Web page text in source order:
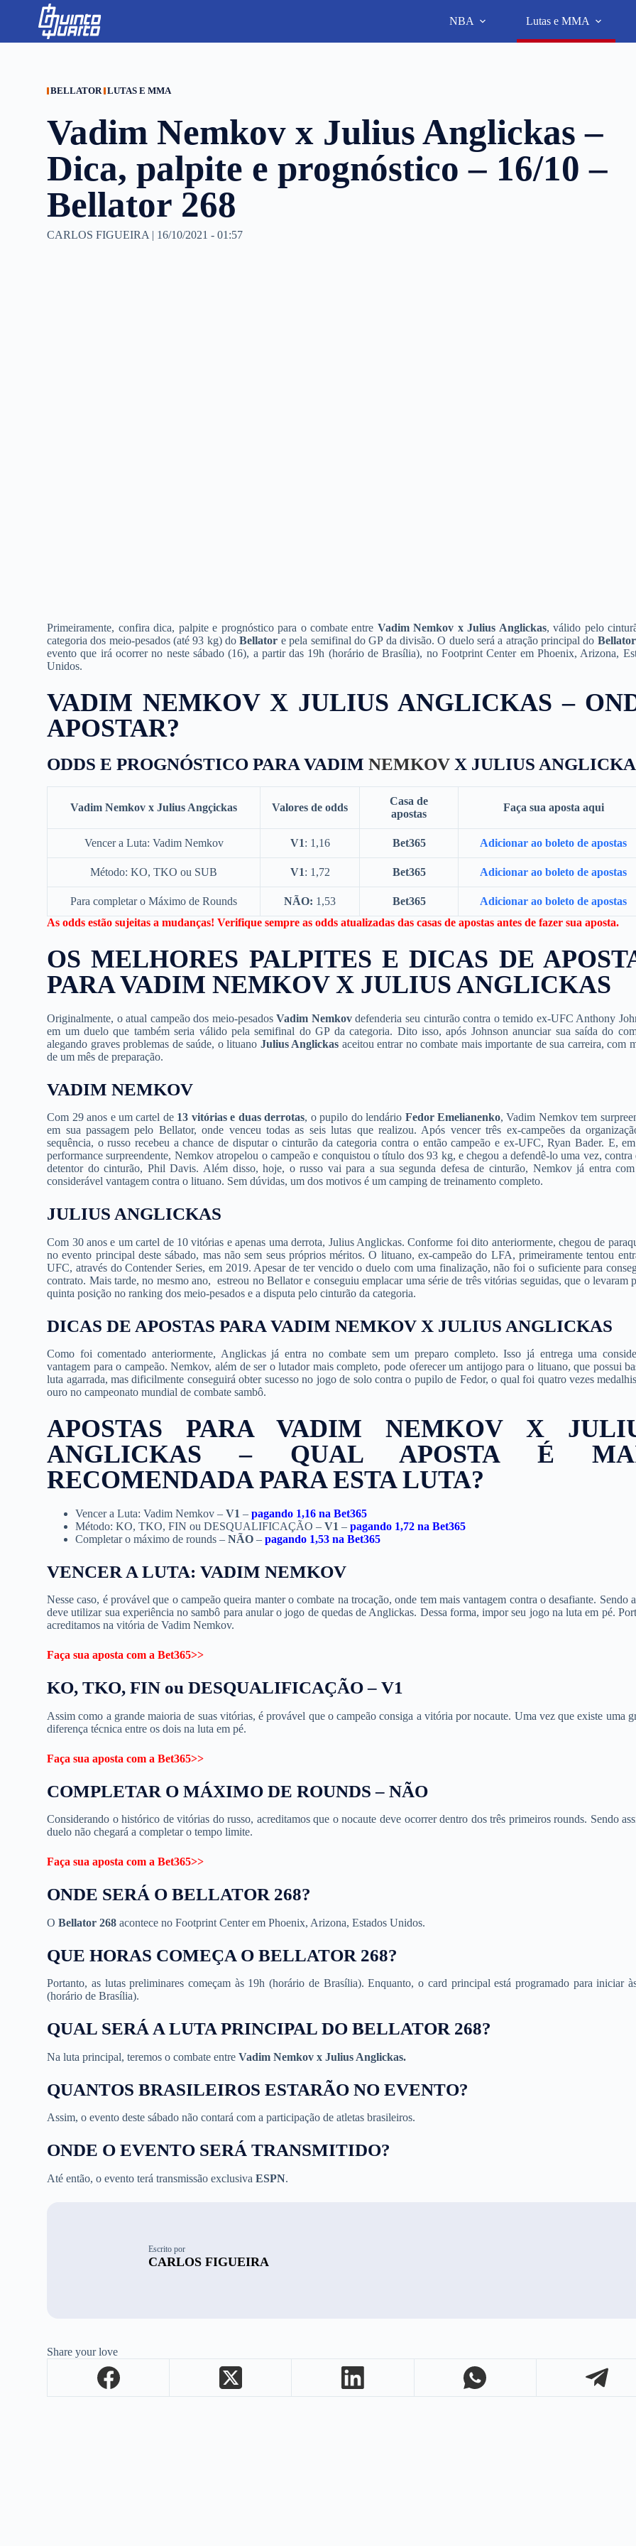
p
NBA Lutas e MMA
BELLATOR LUTAS E MMA
Vadim Nemkov x Julius Anglickas –
Dica, palpite e prognóstico – 16/10 –
Bellator 268
CARLOS FIGUEIRA | 16/10/2021 - 01:57
Primeiramente, confira dica, palpite e prognóstico para o combate entre Vadim Nemkov x Julius Anglickas, válido pelo
categoria dos meio-pesados (até 93 kg) doBellator e pela semifinal do GP da divisão. O duelo será a atração principal do
evento que irá ocorrer no neste sábado (16), a partir das 19h (horário de Brasília), no Footprint Center em Phoenix, Arizona,
Unidos.
VADIM NEMKOV X JULIUS ANGLICKAS –
APOSTAR?
ODDS E PROGNÓSTICO PARA VADIMNEMKOV X JULIUS
Vadim Nemkov x Julius Angçickas Valores de odds
Casa de
apostas
Faça sua aposta aqui
Vencer a Luta: Vadim Nemkov V1: 1,16 Bet365 Adicionar ao boleto de apostas
Método: KO, TKO ou SUB V1: 1,72 Bet365 Adicionar ao boleto de apostas
Para completar o Máximo de Rounds NÃO: 1,53 Bet365
Adicionar ao boleto de apostas
As odds estão sujeitas a mudanças! Verifique sempre as odds atualizadas das casas de apostas antes de fazer sua aposta.
OS MELHORES PALPITES E DICAS DE
PARA VADIM NEMKOV X JULIUS ANGLICKAS
Originalmente, o atual campeão dos meio-pesadosVadim Nemkovdefenderia seu cinturão contra o temido ex-UFC Anthony
em um duelo que também seria válido pela semifinal do GP da categoria. Dito isso, após Johnson anunciar sua saída do
alegando graves problemas de saúde, o lituano Julius Anglickas aceitou entrar no combate mais importante de sua carreira, com
de um mês de preparação.
VADIM NEMKOV
Com 29 anos e um cartel de 13 vitórias e duas derrotas, o pupilo do lendário Fedor Emelianenko, Vadim Nemkov tem
em sua passagem pelo Bellator, onde venceu todas as seis lutas que realizou. Após vencer três ex-campeões da
sequência, o russo recebeu a chance de disputar o cinturão da categoria contra o então campeão e ex-UFC, Ryan Bader. E,
performance surpreendente, Nemkov atropelou o campeão e conquistou o título dos 93 kg, e chegou a defendê-lo uma vez, contra
detentor do cinturão, Phil Davis. Além disso, hoje, o russo vai para a sua segunda defesa de cinturão, Nemkov já entra
considerável vantagem contra o lituano. Sem dúvidas, um dos motivos é um camping de treinamento completo.
JULIUS ANGLICKAS
Com 30 anos e um cartel de 10 vitórias e apenas uma derrota, Julius Anglickas. Conforme foi dito anteriormente, chegou de
no evento principal deste sábado, mas não sem seus próprios méritos. O lituano, ex-campeão do LFA, primeiramente tentou
UFC, através do Contender Series, em 2019. Apesar de ter vencido o duelo com uma finalização, não foi o suficiente para
contrato. Mais tarde, no mesmo ano, estreou no Bellator e conseguiu emplacar uma série de três vitórias seguidas, que o levaram
quinta posição no ranking dos meio-pesados e a disputa pelo cinturão da categoria.
DICAS DE APOSTAS PARA VADIM NEMKOV X JULIUS ANGLICKAS
Como foi comentado anteriormente, Anglickas já entra no combate sem um preparo completo. Isso já entrega uma
vantagem para o campeão. Nemkov, além de ser o lutador mais completo, pode oferecer um antijogo para o lituano, que possui
luta agarrada, mas dificilmente conseguirá obter sucesso no jogo de solo contra o pupilo de Fedor, o qual foi quatro vezes
ouro no campeonato mundial de combate sambô.
APOSTAS PARA VADIM NEMKOV X
ANGLICKAS – QUAL APOSTA É
RECOMENDADA PARA ESTA LUTA?
Vencer a Luta: Vadim Nemkov –V1 –pagando 1,16 naBet365
Método: KO, TKO, FIN ou DESQUALIFICAÇÃO –V1 –pagando 1,72 naBet365
Completar o máximo de rounds –NÃO–pagando 1,53 naBet365
VENCER A LUTA: VADIM NEMKOV
Nesse caso, é provável que o campeão queira manter o combate na trocação, onde tem mais vantagem contra o desafiante. Sendo
deve utilizar sua experiência no sambô para anular o jogo de quedas de Anglickas. Dessa forma, impor seu jogo na luta em pé.
acreditamos na vitória de Vadim Nemkov.
Faça sua aposta com a Bet365>>
KO, TKO, FIN ou DESQUALIFICAÇÃO – V1
Assim como a grande maioria de suas vitórias, é provável que o campeão consiga a vitória por nocaute. Uma vez que existe uma
diferença técnica entre os dois na luta em pé.
Faça sua aposta com a Bet365>>
COMPLETAR O MÁXIMO DE ROUNDS – NÃO
Considerando o histórico de vitórias do russo, acreditamos que o nocaute deve ocorrer dentro dos três primeiros rounds. Sendo
duelo não chegará a completar o tempo limite.
Faça sua aposta com a Bet365>>
ONDE SERÁ O BELLATOR 268?
OBellator 268acontece no Footprint Center em Phoenix, Arizona, Estados Unidos.
QUE HORAS COMEÇA O BELLATOR 268?
Portanto, as lutas preliminares começam às 19h (horário de Brasília). Enquanto, o card principal está programado para iniciar
(horário de Brasília).
QUAL SERÁ A LUTA PRINCIPAL DO BELLATOR 268?
Na luta principal, teremos o combate entreVadim Nemkov x Julius Anglickas.
QUANTOS BRASILEIROS ESTARÃO NO EVENTO?
Assim, o evento deste sábado não contará com a participação de atletas brasileiros.
ONDE O EVENTO SERÁ TRANSMITIDO?
Até então, o evento terá transmissão exclusivaESPN.
Escrito por
CARLOS FIGUEIRA
Share your love